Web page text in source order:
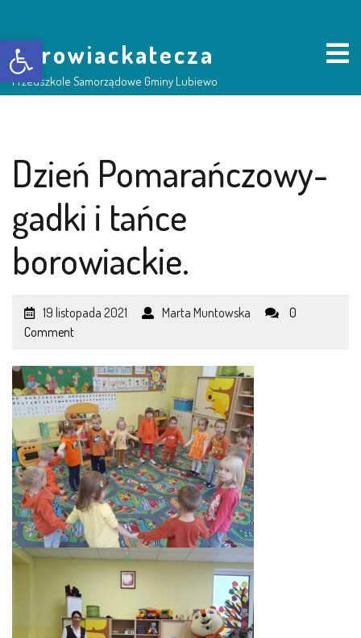
Otwórz pasek narzędzi
borowiackatecza
Przedszkole Samorządowe Gminy Lubiewo
NASZE PRZEDSZKOLE
RADA RODZICÓW
GRUPY DZIECI
LEŚNE PSZCZÓŁKI – BYSŁAW
ŻABKI – BYSŁAW
SOWY – BYSŁAW
WIEWIÓRKI – BYSŁAW
MISIE – BYSŁAW
PSZCZÓŁKI – LUBIEWO
WIEWIÓRKI – LUBIEWO
Dzień Pomarańczowy-
gadki i tańce
borowiackie.
19 listopada 2021 Marta Muntowska
0
Comment